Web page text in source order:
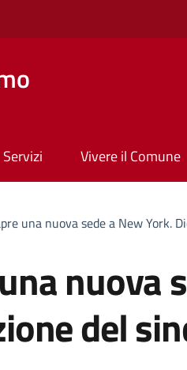
Servizi Vivere il Comune
una nuova sede a New York.
nuova
del